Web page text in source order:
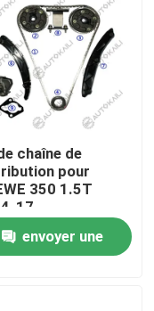
chaîne de
pour
350 1.5T
17
envoyer une